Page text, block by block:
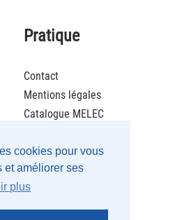
cookies pour vous
et améliorer ses
plus
Pratique
Contact
Mentions légales
Catalogue MELEC
Catalogue Maintenance